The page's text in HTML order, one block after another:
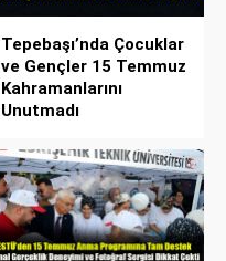
Tepebaşı’nda Çocuklar
ve Gençler 15 Temmuz
Kahramanlarını
Unutmadı